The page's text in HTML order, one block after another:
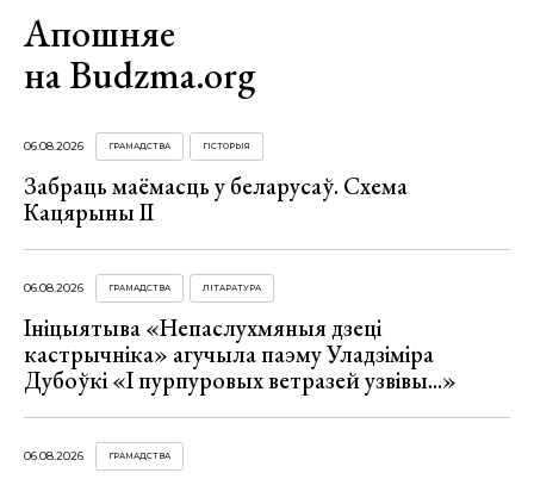
Апошняе
на Budzma.org
06.08.2026 ГРАМАДСТВА ГІСТОРЫЯ
Забраць маёмасць у беларусаў. Схема
Кацярыны ІІ
06.08.2026 ГРАМАДСТВА ЛІТАРАТУРА
Ініцыятыва «Непаслухмяныя дзеці
кастрычніка» агучыла паэму Уладзіміра
Дубоўкі «І пурпуровых ветразей узвівы...»
06.08.2026 ГРАМАДСТВА